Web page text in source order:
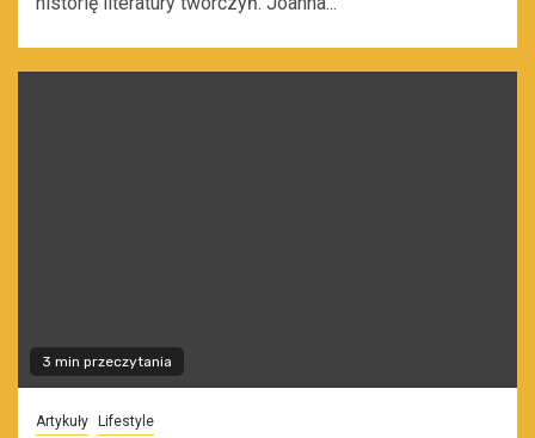
3 min przeczytania
Artykuły Lifestyle